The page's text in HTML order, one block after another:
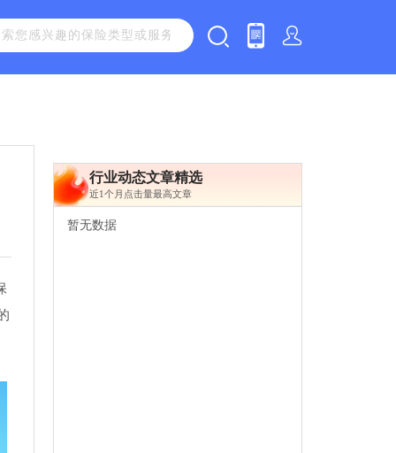
行业动态文章精选
近1个月点击量最高文章
暂无数据